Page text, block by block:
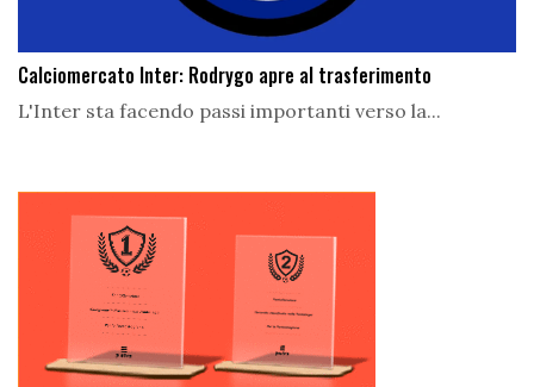
Calciomercato Inter: Rodrygo apre al trasferimento
L'Inter sta facendo passi importanti verso la...